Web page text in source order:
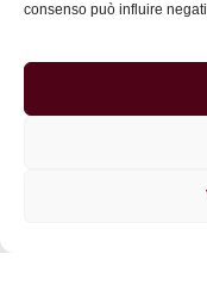
consenso può influire
SERVIZI
INFORMAZIONI